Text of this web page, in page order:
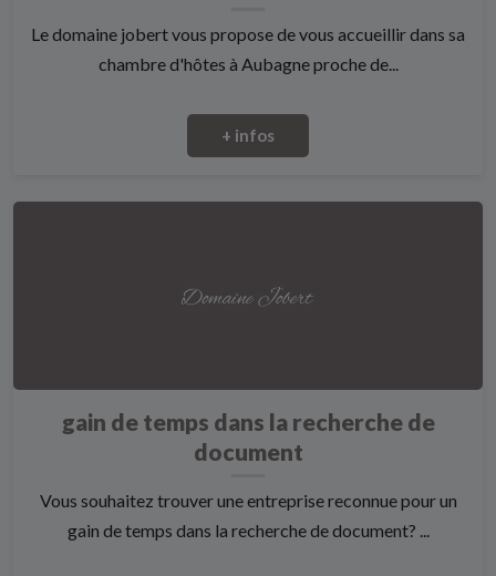
Le domaine jobert vous propose de vous accueillir dans sa
chambre d'hôtes à Aubagne proche de...
+ infos
gain de temps dans la recherche de
document
Vous souhaitez trouver une entreprise reconnue pour un
gain de temps dans la recherche de document? ...